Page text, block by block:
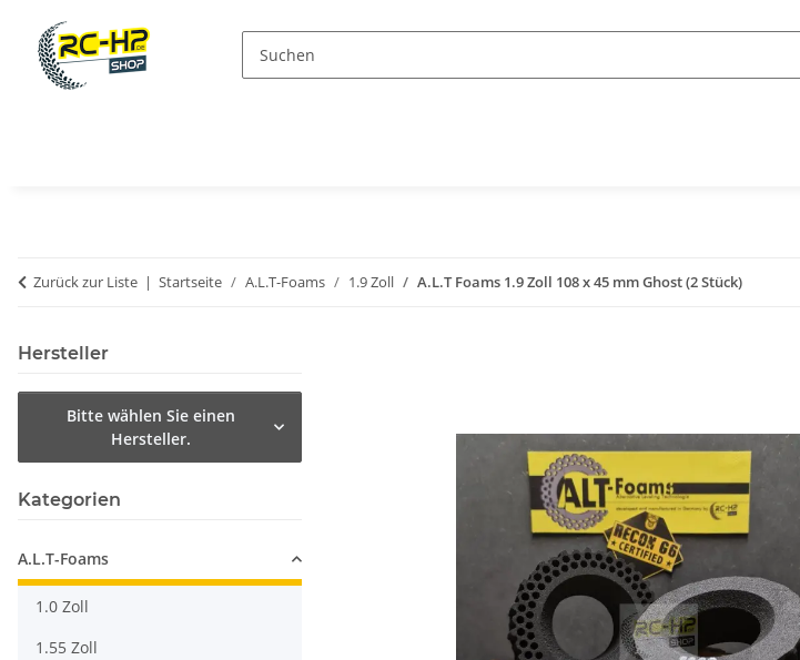
Zurück zur Liste Startseite A.L.T-Foams 1.9 Zoll A.L.T Foams 1.9 Zoll 108 x 45 mm Ghost (2 Stück)
Hersteller
Bitte wählen Sie einen
Hersteller.
Kategorien
A.L.T-Foams
1.0 Zoll
1.55 Zoll